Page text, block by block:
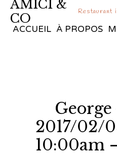
AMICI &
CO
Restaurant
ACCUEIL À PROPOS
George
2017/02/
10:00am